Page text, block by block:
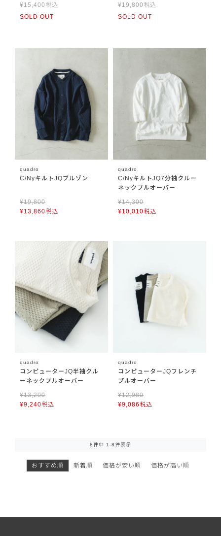
¥15,400 税込
SOLD OUT
¥19,800 税込
SOLD OUT
quadro
C/NyキルトJQブルゾン
¥19,800
¥13,860税込
quadro
C/NyキルトJQ7分袖クルー
ネックプルオーバー
¥14,300
¥10,010税込
quadro
コンピューターJQ半袖クル
ーネックプルオーバー
¥13,200
¥9,240税込
quadro
コンピューターJQフレンチ
プルオーバー
¥12,980
¥9,086税込
おすすめ順 新着順 価格が安い順 価格が高い順
8件中 1 -8件表示